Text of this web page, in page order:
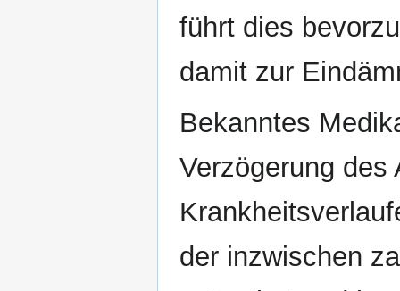
führt dies
damit zur
Bekanntes
Verzögerung
der inzwischen